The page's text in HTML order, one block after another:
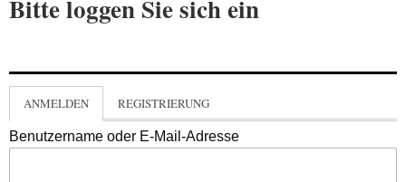
Bitte loggen Sie sich ein
ANMELDEN REGISTRIERUNG
Benutzername oder E-Mail-Adresse